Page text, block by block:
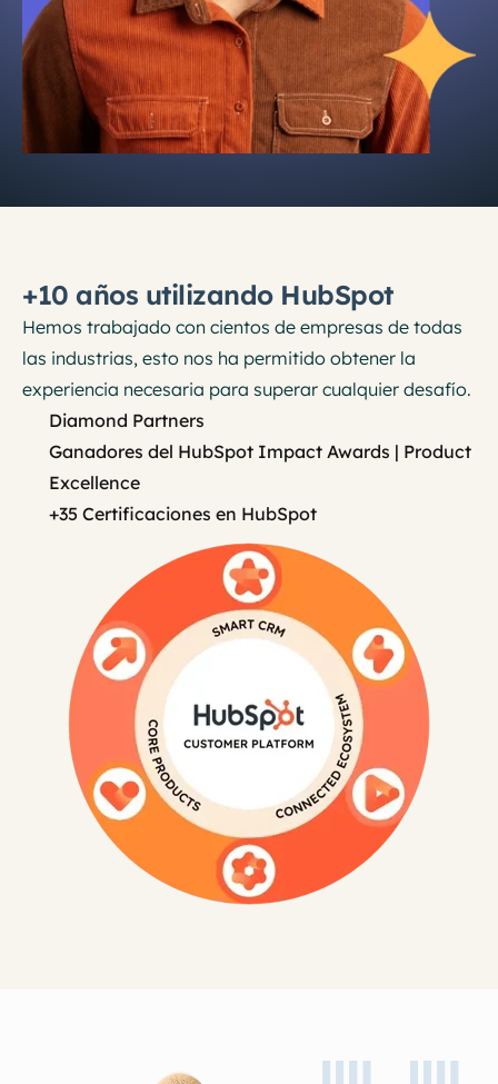
+10 años utilizando HubSpot
Hemos trabajado con cientos de empresas de todas
las industrias, esto nos ha permitido obtener la
experiencia necesaria para superar cualquier desafío.
Diamond Partners
Ganadores del HubSpot Impact Awards | Product
Excellence
+35 Certificaciones en HubSpot